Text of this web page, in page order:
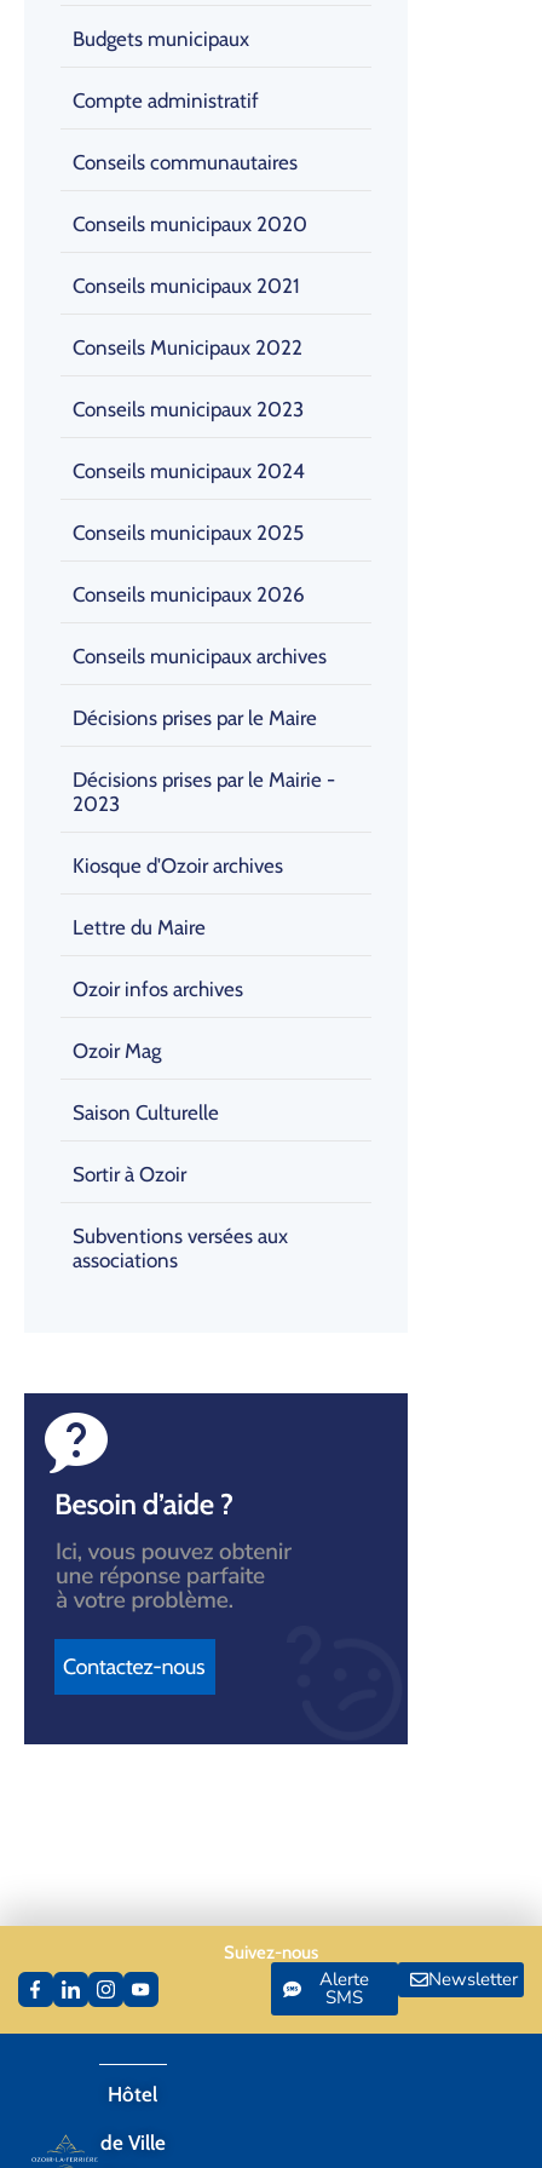
Budgets municipaux
Compte administratif
Conseils communautaires
Conseils municipaux 2020
Conseils municipaux 2021
Conseils Municipaux 2022
Conseils municipaux 2023
Conseils municipaux 2024
Conseils municipaux 2025
Conseils municipaux 2026
Conseils municipaux archives
Décisions prises par le Maire
Décisions prises par le Mairie -
2023
Kiosque d'Ozoir archives
Lettre du Maire
Ozoir infos archives
Ozoir Mag
Saison Culturelle
Sortir à Ozoir
Subventions versées aux
associations
Hôtel
de Ville
Suivez-nous
Alerte
SMS
Newsletter